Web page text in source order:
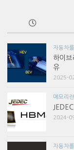
자동차
하이브
유
2025-
메모리
2024-
자동차